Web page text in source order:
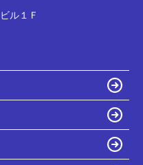
ル１Ｆ